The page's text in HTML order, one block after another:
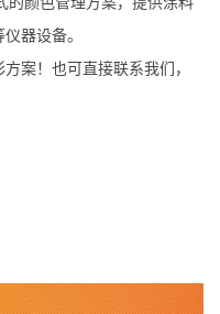
器设备。
案！也可直接联系我们，